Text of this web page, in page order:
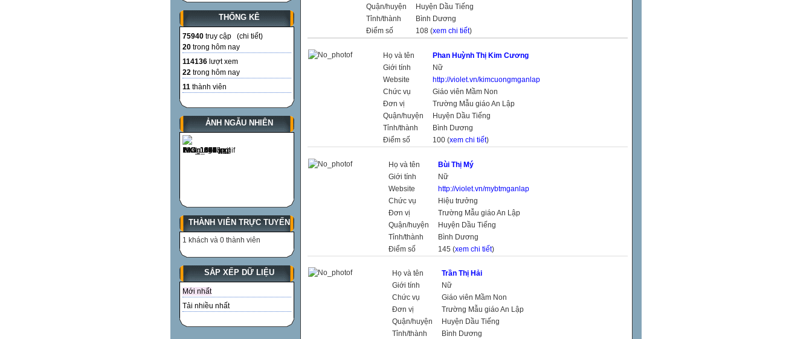
THỐNG KÊ
75940 truy cập (chi tiết)
20 trong hôm nay
114136 lượt xem
22 trong hôm nay
11 thành viên
ẢNH NGẪU NHIÊN
THÀNH VIÊN TRỰC TUYẾN
1 khách và 0 thành viên
SẮP XẾP DỮ LIỆU
Mới nhất
Tải nhiều nhất
Quận/huyện
Huyện Dầu Tiếng
Tỉnh/thành
Bình Dương
Điểm số
108 (xem chi tiết)
Họ và tên
Phan Huỳnh Thị Kim Cương
Giới tính
Nữ
Website
http://violet.vn/kimcuongmganlap
Chức vụ
Giáo viên Mầm Non
Đơn vị
Trường Mẫu giáo An Lập
Quận/huyện
Huyện Dầu Tiếng
Tỉnh/thành
Bình Dương
Điểm số
100 (xem chi tiết)
Họ và tên
Bùi Thị Mý
Giới tính
Nữ
Website
http://violet.vn/mybtmganlap
Chức vụ
Hiệu trưởng
Đơn vị
Trường Mẫu giáo An Lập
Quận/huyện
Huyện Dầu Tiếng
Tỉnh/thành
Bình Dương
Điểm số
145 (xem chi tiết)
Họ và tên
Trần Thị Hải
Giới tính
Nữ
Chức vụ
Giáo viên Mầm Non
Đơn vị
Trường Mẫu giáo An Lập
Quận/huyện
Huyện Dầu Tiếng
Tỉnh/thành
Bình Dương